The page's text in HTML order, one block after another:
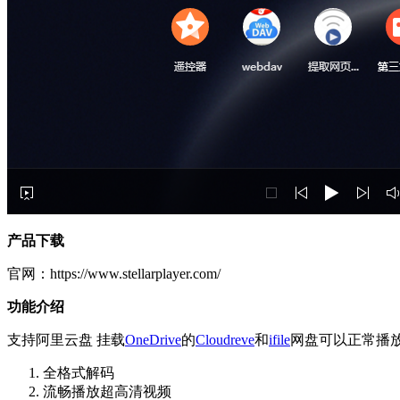
产品下载
官网：https://www.stellarplayer.com/
功能介绍
支持阿里云盘 挂载OneDrive的Cloudreve和ifile网盘可以正常播
全格式解码
流畅播放超高清视频